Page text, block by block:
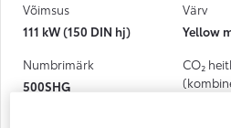
Võimsus
111 kW (150 DIN hj)
Värv
Yellow
Numbrimärk
500SHG
CO₂